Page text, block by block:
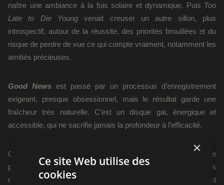
naître une ambiance à la fois solaire et dynamique. Puis Too
Late to Die Young venait creuser un autre sillon, plus
introspectif, autour de la réussite, des priorités brouillées et du
risque de perdre de vue ce qui compte vraiment, notamment les
amitiés précieuses.
Good News est passé par un processus d’enregistrement
exigeant, presque obsessionnel, mais le résultat garde une
fraîcheur très naturelle. C’est un disque gai, énergique et
accessible, qui ne sacrifie jamais la profondeur à l’efficacité.
Comme l’explique Marnix, le duo n’a aucun problème à être
perçu comme un feel good band, même si les chansons
racontent souvent des choses très personnelles. Et c’est
×
Ce site Web utilise des
cookies